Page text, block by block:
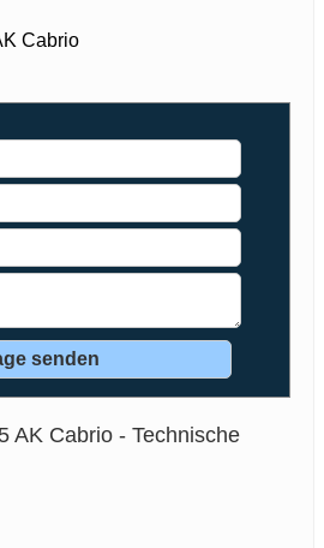
Cabrio
AK Cabrio - Technische